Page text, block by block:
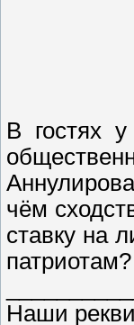
В гостях
чём
ставку на
Наши